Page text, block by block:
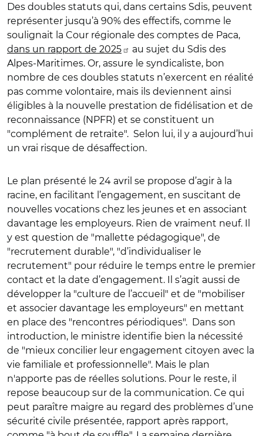
Des doubles statuts qui, dans certains Sdis, peuvent
représenter jusqu’à 90% des effectifs, comme le
soulignait la Cour régionale des comptes de Paca,
dans un rapport de 2025
au sujet du Sdis des
Alpes-Maritimes. Or, assure le syndicaliste, bon
nombre de ces doubles statuts n’exercent en réalité
pas comme volontaire, mais ils deviennent ainsi
éligibles à la nouvelle prestation de fidélisation et de
reconnaissance (NPFR) et se constituent un
"complément de retraite". Selon lui, il y a aujourd’hui
un vrai risque de désaffection.
Le plan présenté le 24 avril se propose d’agir à la
racine, en facilitant l’engagement, en suscitant de
nouvelles vocations chez les jeunes et en associant
davantage les employeurs. Rien de vraiment neuf. Il
y est question de "mallette pédagogique", de
"recrutement durable", "d’individualiser le
recrutement" pour réduire le temps entre le premier
contact et la date d’engagement. Il s’agit aussi de
développer la "culture de l’accueil" et de "mobiliser
et associer davantage les employeurs" en mettant
en place des "rencontres périodiques". Dans son
introduction, le ministre identifie bien la nécessité
de "mieux concilier leur engagement citoyen avec la
vie familiale et professionnelle". Mais le plan
n'apporte pas de réelles solutions. Pour le reste, il
repose beaucoup sur de la communication. Ce qui
peut paraître maigre au regard des problèmes d’une
sécurité civile présentée, rapport après rapport,